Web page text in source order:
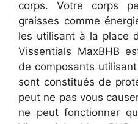
corps. Votre corps
graisses comme
les utilisant à la place
Vissentials MaxBHB
de composants
sont constitués de
peut ne pas vous
ne peut fonctionner